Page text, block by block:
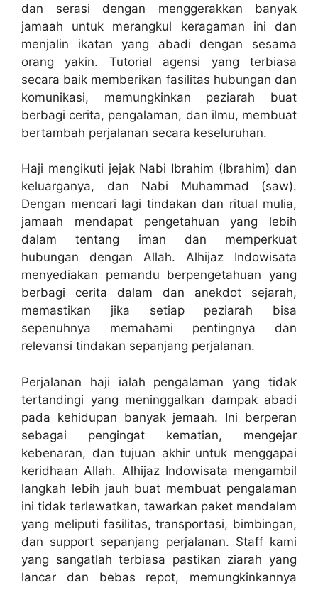
dan serasi dengan menggerakkan banyak
jamaah untuk merangkul keragaman ini dan
menjalin ikatan yang abadi dengan sesama
orang yakin. Tutorial agensi yang terbiasa
secara baik memberikan fasilitas hubungan dan
komunikasi, memungkinkan peziarah buat
berbagi cerita, pengalaman, dan ilmu, membuat
bertambah perjalanan secara keseluruhan.
Haji mengikuti jejak Nabi Ibrahim (Ibrahim) dan
keluarganya, dan Nabi Muhammad (saw).
Dengan mencari lagi tindakan dan ritual mulia,
jamaah mendapat pengetahuan yang lebih
dalam tentang iman dan memperkuat
hubungan dengan Allah. Alhijaz Indowisata
menyediakan pemandu berpengetahuan yang
berbagi cerita dalam dan anekdot sejarah,
memastikan jika setiap peziarah bisa
sepenuhnya memahami pentingnya dan
relevansi tindakan sepanjang perjalanan.
Perjalanan haji ialah pengalaman yang tidak
tertandingi yang meninggalkan dampak abadi
pada kehidupan banyak jemaah. Ini berperan
sebagai pengingat kematian, mengejar
kebenaran, dan tujuan akhir untuk menggapai
keridhaan Allah. Alhijaz Indowisata mengambil
langkah lebih jauh buat membuat pengalaman
ini tidak terlewatkan, tawarkan paket mendalam
yang meliputi fasilitas, transportasi, bimbingan,
dan support sepanjang perjalanan. Staff kami
yang sangatlah terbiasa pastikan ziarah yang
lancar dan bebas repot, memungkinkannya